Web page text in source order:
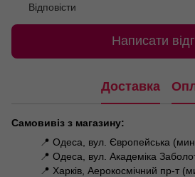
Відповісти
Написати
Доставка
Самовивіз з магазину:
📍 Одеса, вул. Європейська
📍 Одеса, вул. Академіка
📍 Харків, Аерокосмічний пр-т